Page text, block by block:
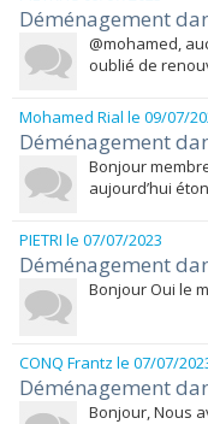
Déménagement
@mohamed,
oublié de
Mohamed Rial le 09/07/
Déménagement
Bonjour
aujourd’hui
PIETRI le 07/07/2023
Déménagement
Bonjour Oui le
CONQ Frantz le 07/07/
Déménagement
Bonjour, Nous